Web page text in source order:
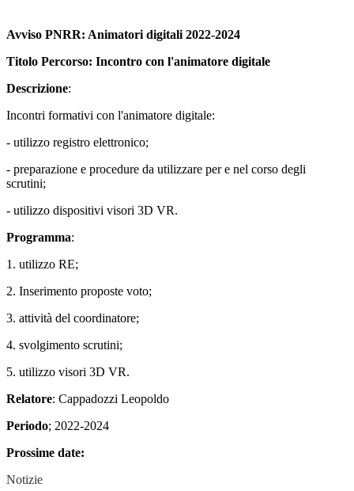
Avviso PNRR: Animatori digitali 2022-2024
Titolo Percorso: Incontro con l'animatore digitale
Descrizione:
Incontri formativi con l'animatore digitale:
- utilizzo registro elettronico;
- preparazione e procedure da utilizzare per e nel corso degli
scrutini;
- utilizzo dispositivi visori 3D VR.
Programma:
1. utilizzo RE;
2. Inserimento proposte voto;
3. attività del coordinatore;
4. svolgimento scrutini;
5. utilizzo visori 3D VR.
Relatore: Cappadozzi Leopoldo
Periodo; 2022-2024
Prossime date:
Notizie